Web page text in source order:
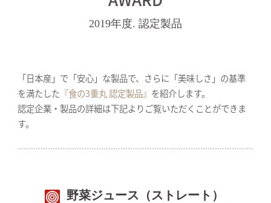
2019年度. 認定製品
「日本産」で「安心」な製品で、さらに「美味しさ」の基準
を満たした 『食の3重丸 認定製品』 を紹介します。
認定企業・製品の詳細は下記よりご覧いただくことができま
す。
野菜ジュース（ストレート）